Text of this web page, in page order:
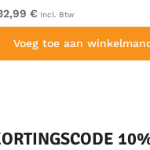
€ Incl. Btw
Voeg toe aan